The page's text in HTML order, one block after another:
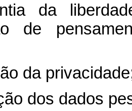
da
de
da
dos dados